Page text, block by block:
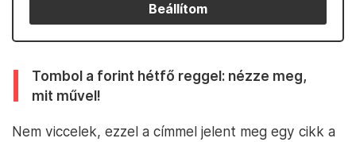
Beállítom
Tombol a forint hétfő reggel: nézze meg,
mit művel!
Nem viccelek, ezzel a címmel jelent meg egy cikk a